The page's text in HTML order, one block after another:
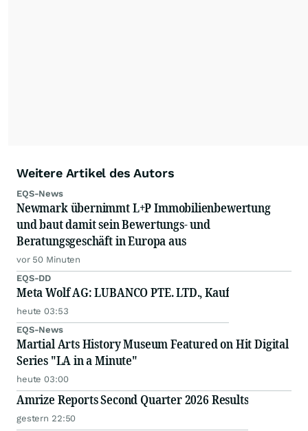
Weitere Artikel des Autors
EQS-News
Newmark übernimmt L+P Immobilienbewertung
und baut damit sein Bewertungs- und
Beratungsgeschäft in Europa aus
vor 50 Minuten
EQS-DD
Meta Wolf AG: LUBANCO PTE. LTD., Kauf
heute 03:53
EQS-News
Martial Arts History Museum Featured on Hit Digital
Series "LA in a Minute"
heute 03:00
Amrize Reports Second Quarter 2026 Results
gestern 22:50